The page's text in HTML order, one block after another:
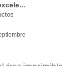
Servicio y productos excelentes